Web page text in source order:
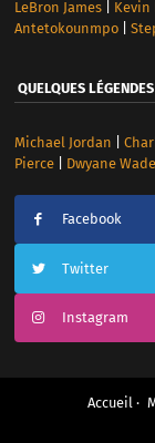
LeBron James| Kevin
Antetokounmpo|
QUELQUES LÉGENDES
Michael Jordan
Pierce| Dwyane Wade
Facebook
Twitter
Instagram
Accueil